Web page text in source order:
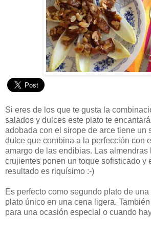
Si eres de los que te gusta la
salados y dulces este plato te
adobada con el sirope de arce tiene un
dulce que combina a la perfección con
amargo de las endibias. Las almendras
crujientes ponen un toque sofisticado y
resultado es riquísimo :-)
Es perfecto como segundo plato de
plato único en una cena ligera.
para una ocasión especial o cuando